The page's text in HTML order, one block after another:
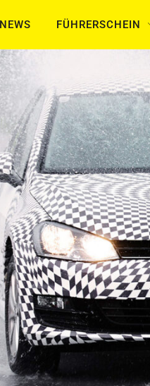
NEWS FÜHRERSCHEIN